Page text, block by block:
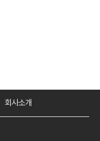
회사소개